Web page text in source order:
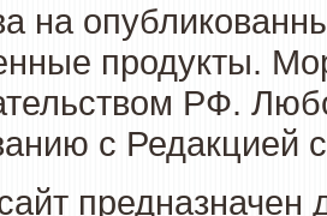
на
продукты.
РФ.
с Редакцией
предназначен